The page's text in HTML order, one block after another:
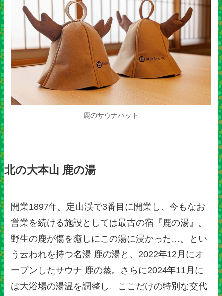
鹿のサウナハット
北の大本山 鹿の湯
開業1897年。定山渓で3番目に開業し、今もなお
営業を続ける施設としては最古の宿『鹿の湯』。
野生の鹿が傷を癒しにこの湯に浸かった…。とい
う云われを持つ名湯 鹿の湯と、2022年12月にオ
ープンしたサウナ 鹿の蒸。さらに2024年11月に
は大浴場の湯温を調整し、ここだけの特別な交代